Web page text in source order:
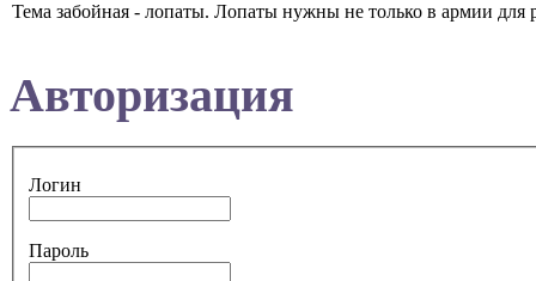
Тема забойная - лопаты. Лопаты нужны не только в армии
Авторизация
Логин
Пароль